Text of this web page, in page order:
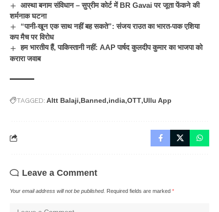
आस्था बनाम संविधान – सुप्रीम कोर्ट में BR Gavai पर जूता फेंकने की
शर्मनाक घटना
“पानी-खून एक साथ नहीं बह सकते”: संजय राउत का भारत-पाक एशिया
कप मैच पर विरोध
हम भारतीय हैं, पाकिस्तानी नहीं: AAP पार्षद कुलदीप कुमार का भाजपा को
करारा जवाब
TAGGED:Altt Balaji Banned india OTT Ullu App
Leave a Comment
Your email address will not be published. Required fields are marked *